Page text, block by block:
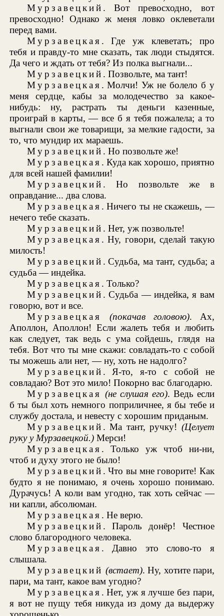
Мурзавецкий . Вот превосходно, вот
превосходно! Однако ж меня ловко оклеветали
перед вами.
Мурзавецкая . Где уж клеветать; про
тебя и правду-то мне сказать, так люди стыдятся.
Да чего и ждать от тебя? Из полка выгнали...
Мурзавецкий . Позвольте, ма тант!
Мурзавецкая . Молчи! Уж не болело б у
меня сердце, кабы за молодечество за какое-
нибудь: ну, растрать ты деньги казенные,
проиграй в карты, — все б я тебя пожалела; а то
выгнали свои же товарищи, за мелкие гадости, за
то, что мундир их мараешь.
Мурзавецкий . Но позвольте же!
Мурзавецкая . Куда как хорошо, приятно
для всей нашей фамилии!
Мурзавецкий . Но позвольте же в
оправдание... два слова.
Мурзавецкая . Ничего ты не скажешь, —
нечего тебе сказать.
Мурзавецкий . Нет, уж позвольте!
Мурзавецкая . Ну, говори, сделай такую
милость!
Мурзавецкий . Судьба, ма тант, судьба; а
судьба — индейка.
Мурзавецкая . Только?
Мурзавецкий . Судьба — индейка, я вам
говорю, вот и все.
Мурзавецкая
(покачав головою). Ах,
Аполлон, Аполлон! Если жалеть тебя и любить
как следует, так ведь с ума сойдешь, глядя на
тебя. Вот что ты мне скажи: совладать-то с собой
ты можешь али нет, — ну, хоть не надолго?
Мурзавецкий . Я-то, я-то с собой не
совладаю? Вот это мило! Покорно вас благодарю.
Мурзавецкая (не слушая его). Ведь если
б ты был хоть немного поприличнее, я бы тебе и
службу достала, и невесту с хорошим приданым.
Мурзавецкий . Ма тант, ручку! (Целует
руку у Мурзавецкой.) Мерси!
Мурзавецкая . Только уж чтоб ни-ни,
чтоб и духу этого не было!
Мурзавецкий . Что вы мне говорите! Как
будто я не понимаю, я очень хорошо понимаю.
Дурачусь! А коли вам угодно, так хоть сейчас —
ни капли, абсолюман.
Мурзавецкая . Не верю.
Мурзавецкий . Пароль донёр! Честное
слово благородного человека.
Мурзавецкая . Давно это слово-то я
слышала.
Мурзавецкий (встает). Ну, хотите пари,
пари, ма тант, какое вам угодно?
Мурзавецкая . Нет, уж я лучше без пари,
я вот не пущу тебя никуда из дому да выдержу